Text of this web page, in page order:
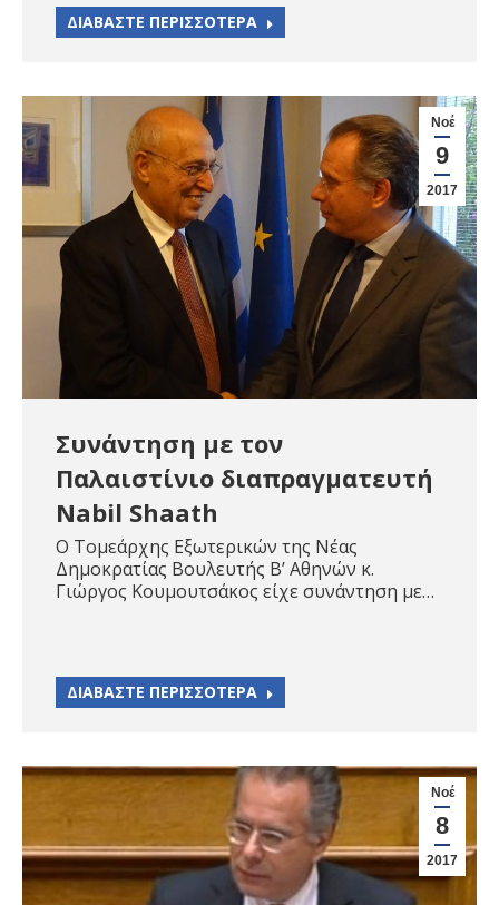
ΔΙΑΒΑΣΤΕ ΠΕΡΙΣΣΟΤΕΡΑ
Νοέ
9
2017
Συνάντηση με τον
Παλαιστίνιο διαπραγματευτή
Nabil Shaath
Ο Τομεάρχης Εξωτερικών της Νέας
Δημοκρατίας Βουλευτής Β’ Αθηνών κ.
Γιώργος Κουμουτσάκος είχε συνάντηση με…
ΔΙΑΒΑΣΤΕ ΠΕΡΙΣΣΟΤΕΡΑ
Νοέ
8
2017